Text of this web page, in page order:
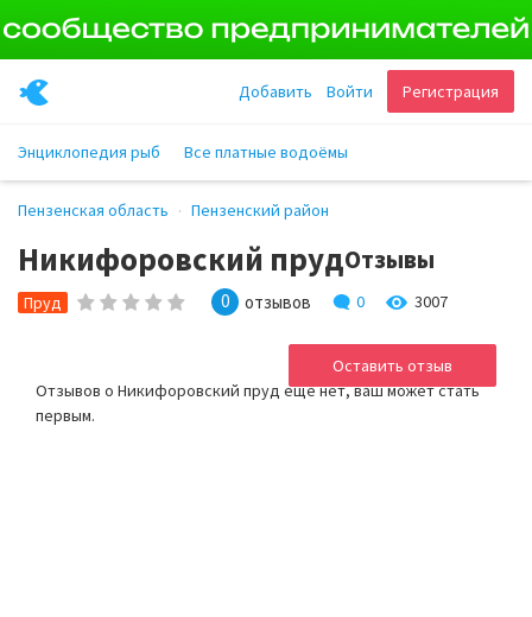
Регистрация
Войти
Добавить
Энциклопедия рыб Все платные водоёмы
Пензенская область Пензенский район
Никифоровский прудОтзывы
Пруд 0 отзывов 0 3007
Отзывов о Никифоровский пруд ещё нет, ваш может стать
первым.
Оставить отзыв